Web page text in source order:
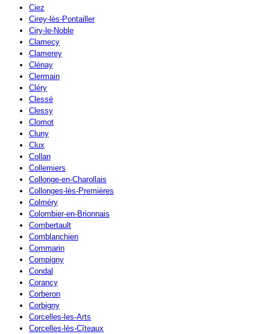
Ciez
Cirey-lès-Pontailler
Ciry-le-Noble
Clamecy
Clamerey
Clénay
Clermain
Cléry
Clessé
Clessy
Clomot
Cluny
Clux
Collan
Collemiers
Collonge-en-Charollais
Collonges-lès-Premières
Colméry
Colombier-en-Brionnais
Combertault
Comblanchien
Commarin
Compigny
Condal
Corancy
Corberon
Corbigny
Corcelles-les-Arts
Corcelles-lès-Cîteaux